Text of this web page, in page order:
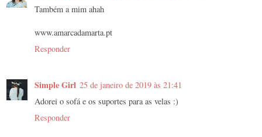
Também a mim ahah
www.amarcadamarta.pt
Responder
Simple Girl 25 de janeiro de 2019 às 21:41
Adorei o sofá e os suportes para as velas :)
Responder